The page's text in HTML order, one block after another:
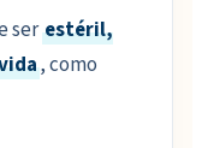
serestéril,
, como